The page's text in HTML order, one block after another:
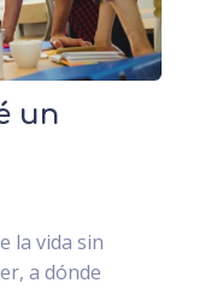
un
la vida sin
a dónde